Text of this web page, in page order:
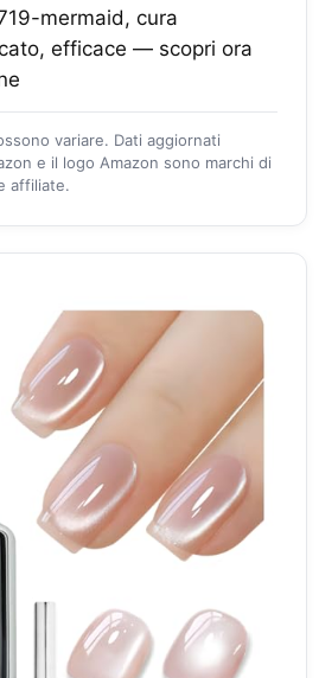
mermaid, cura
efficace — scopri ora
variare. Dati aggiornati
e il logo Amazon sono marchi di
affiliate.